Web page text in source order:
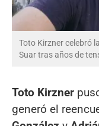
Toto Kirzner celebró
Suar tras años de
Toto Kirzner
generó el